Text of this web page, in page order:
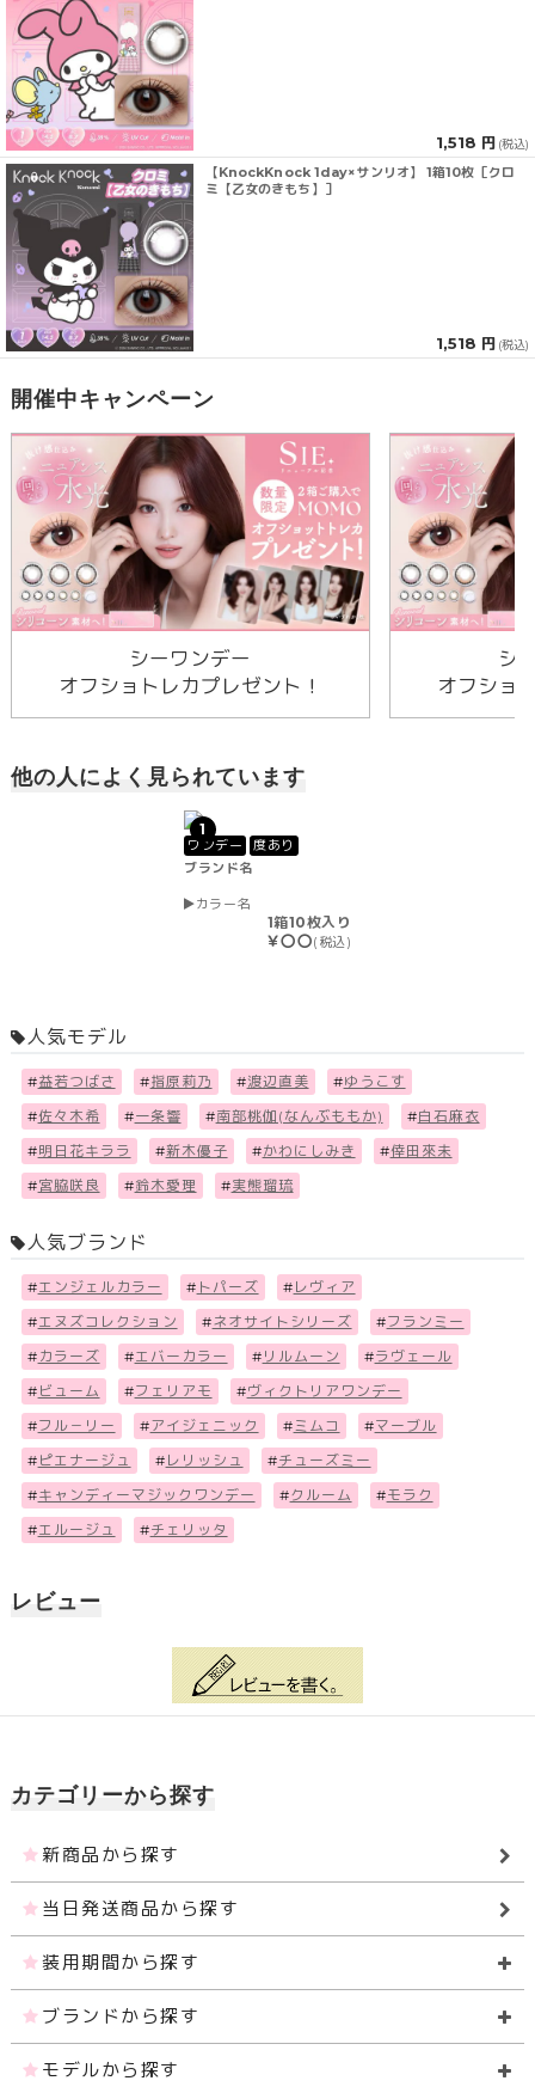
1,518 円 (税込)
【KnockKnock 1day×サンリオ】 1箱10枚［クロ
ミ【乙女のきもち】］
1,518 円 (税込)
開催中キャンペーン
シーワンデー
オフショトレカプレゼント！
シ
オフショ
他の人によく見られています
1
ワンデー
度あり
ブランド名
カラー名
1箱10枚入り
￥〇〇(税込)
人気モデル
#益若つばさ #指原莉乃 #渡辺直美 #ゆうこす
#佐々木希 #一条響 #南部桃伽(なんぶももか) #白石麻衣
#明日花キララ #新木優子 #かわにしみき #倖田來未
#宮脇咲良 #鈴木愛理 #実熊瑠琉
人気ブランド
#エンジェルカラー # トパーズ # レヴィア
#エヌズコレクション #ネオサイトシリーズ #フランミー
# カラーズ #エバーカラー # リルムーン #ラヴェール
# ビューム #フェリアモ #ヴィクトリアワンデー
#フル－リー #アイジェニック # ミムコ #マーブル
# ピエナージュ # レリッシュ #チューズミー
#キャンディーマジックワンデー #クルーム #モラク
#エルージュ #チェリッタ
レビュー
カテゴリーから探す
新商品から探す
当日発送商品から探す
装用期間から探す
ブランドから探す
モデルから探す